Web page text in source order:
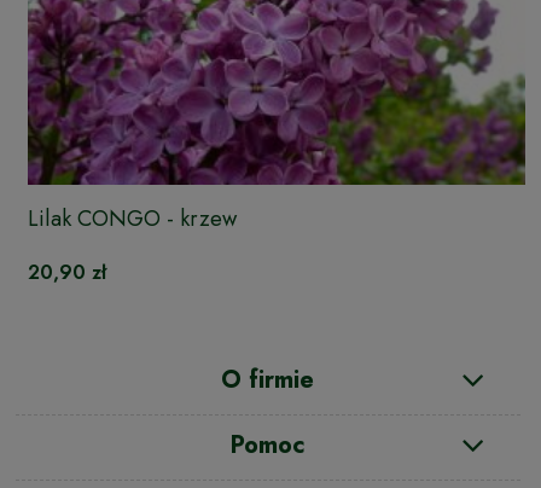
Lilak CONGO - krzew
20,90 zł
O firmie
Pomoc